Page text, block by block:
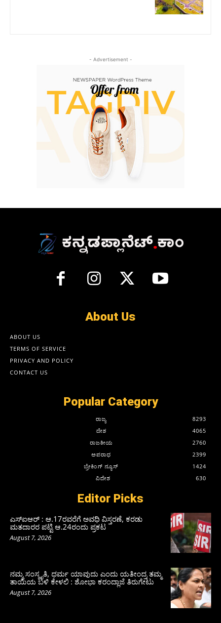
- Advertisement -
About Us
ABOUT US
TERMS OF SERVICE
PRIVACY AND POLICY
CONTACT US
Popular Category
ರಾಜ್ಯ
8293
ದೇಶ
4065
ರಾಜಕೀಯ
2760
ಅಪರಾಧ
2399
ಬ್ರೇಕಿಂಗ್ ನ್ಯೂಸ್
1424
ವಿದೇಶ
630
Editor Picks
ಎಸ್‌ಐಆರ್‌ : ಆ.17ರವರೆಗೆ ಅವಧಿ ವಿಸ್ತರಣೆ, ಕರಡು
ಮತದಾರರ ಪಟ್ಟಿ ಆ.24ರಂದು ಪ್ರಕಟ
August 7, 2026
ನಮ್ಮ ಸಂಸ್ಕೃತಿ, ಧರ್ಮ ಯಾವುದು ಎಂದು ಯತೀಂದ್ರ ತಮ್ಮ
ತಾಯಿಯ ಬಳಿ ಕೇಳಲಿ : ಶೋಭಾ ಕರಂದ್ಲಾಜೆ ತಿರುಗೇಟು
August 7, 2026